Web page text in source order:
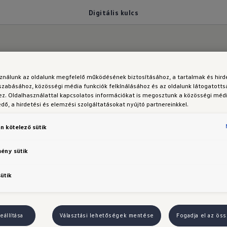
Digitális kulcs
válik.
Digitális kulcs
kulcs előkészítéssel⁠
Volkswagenjét a
keresztül nyithatja, illetve zárhatja,
az oldalunk megfelelő működésének biztosításához, a tartalmak és
közösségi média funkciók felkínálásához és az oldalunk
Oldalhasználattal kapcsolatos információkat is megosztunk a közösségi
a hirdetési és elemzési szolgáltatásokat nyújtó partnereinkkel.
kötelező sütik
sütik
Választási lehetőségek mentése Fogadja el az